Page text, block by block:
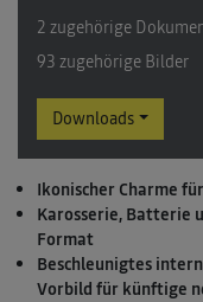
2 zugehörige
93 zugehörige Bilder
Downloads
Ikonischer Charme
Karosserie, Batterie
Format
Beschleunigtes
Vorbild für künftige